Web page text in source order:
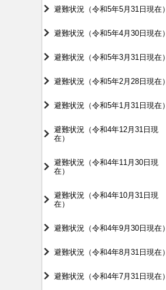
避難状況（令和5年5月31日現在）
避難状況（令和5年4月30日現在）
避難状況（令和5年3月31日現在）
避難状況（令和5年2月28日現在）
避難状況（令和5年1月31日現在）
避難状況（令和4年12月31日現
在）
避難状況（令和4年11月30日現
在）
避難状況（令和4年10月31日現
在）
避難状況（令和4年9月30日現在）
避難状況（令和4年8月31日現在）
避難状況（令和4年7月31日現在）